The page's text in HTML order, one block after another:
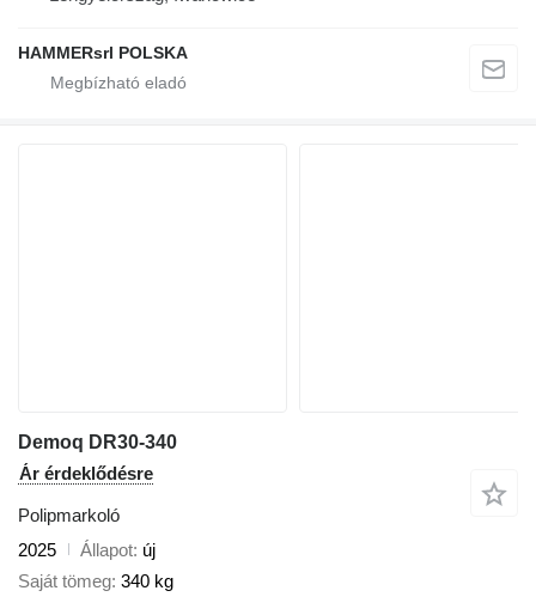
HAMMERsrl POLSKA
Demoq DR30-340
Ár érdeklődésre
Polipmarkoló
2025
Állapot új
Saját tömeg 340 kg